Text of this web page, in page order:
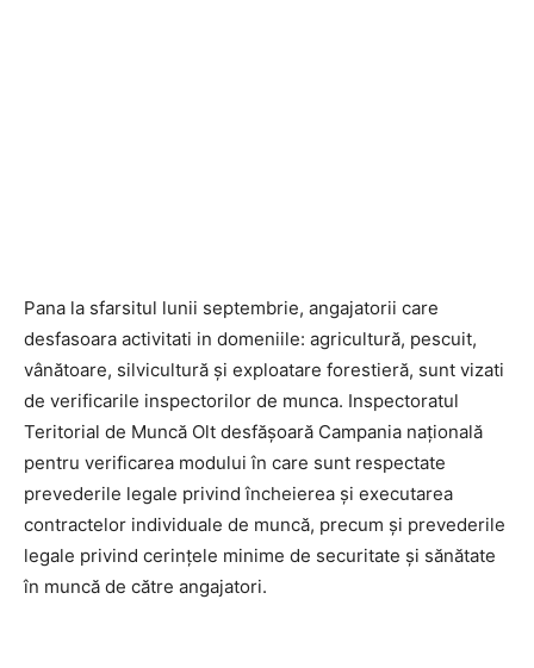
Pana la sfarsitul lunii septembrie, angajatorii care
desfasoara activitati in domeniile: agricultură, pescuit,
vânătoare, silvicultură şi exploatare forestieră, sunt vizati
de verificarile inspectorilor de munca. Inspectoratul
Teritorial de Muncă Olt desfăşoară Campania națională
pentru verificarea modului în care sunt respectate
prevederile legale privind încheierea şi executarea
contractelor individuale de muncă, precum şi prevederile
legale privind cerinţele minime de securitate şi sănătate
în muncă de către angajatori.